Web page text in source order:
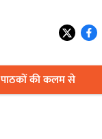
पाठकों की कलम से